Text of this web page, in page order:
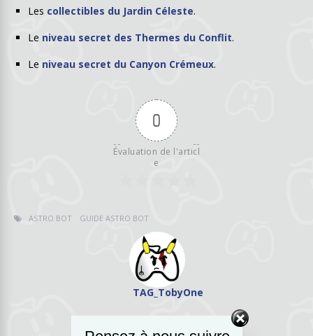
Les collectibles du Jardin Céleste.
Le niveau secret des Thermes du Conflit.
Le niveau secret du Canyon Crémeux.
0
Évaluation de l'articl
e
ASTRO BOT GUIDE ASTRO BOT
TAG_TobyOne